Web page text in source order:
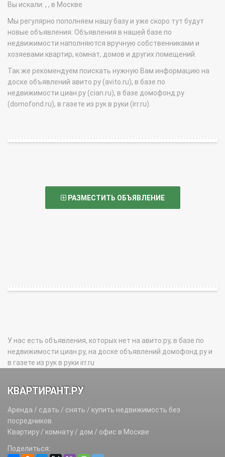
Вы искали: , , в Москве
Мы регулярно пополняем нашу базу и уже скоро тут будут
новые объявления. Объявления в нашей базе по
недвижимости наполняются вручную собственниками и
хозяевами квартир, комнат, домов и других помещений.
Так же рекомендуем поискать нужную Вам информацию на
доске объявлений авито.ру (avito.ru), в базе по
недвижимости циан.ру (cian.ru), в базе домофонд.ру
(domofond.ru), в газете из рук в руки (irr.ru).
РАЗМЕСТИТЬ ОБЪЯВЛЕНИЕ
У нас есть объявления, которых нет на авито.ру, в базе по
недвижимости циан.ру, на доске объявлений домофонд.ру и
в газете из рук в руки irr.ru
КВАРТИРАНТ.РУ
Аренда / сдать / снять / купить недвижимость без
посредников.
Квартиру / комнату / дом / офис в Москве
Поделиться: